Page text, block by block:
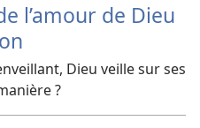
l’amour de Dieu
Dieu veille sur ses
?